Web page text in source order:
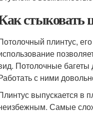
стыковать
плинтус,
Потолочные багеты
с ними
выпускается в
Самые